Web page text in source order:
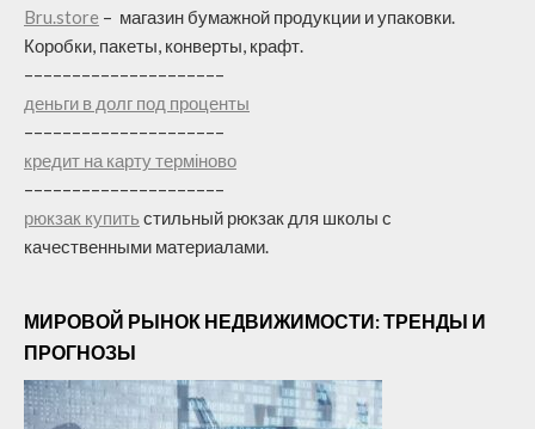
Bru.store – магазин бумажной продукции и упаковки.
Коробки, пакеты, конверты, крафт.
–––––––––––––––––––––
деньги в долг под проценты
–––––––––––––––––––––
кредит на карту терміново
–––––––––––––––––––––
рюкзак купить стильный рюкзак для школы с
качественными материалами.
МИРОВОЙ РЫНОК НЕДВИЖИМОСТИ: ТРЕНДЫ И
ПРОГНОЗЫ